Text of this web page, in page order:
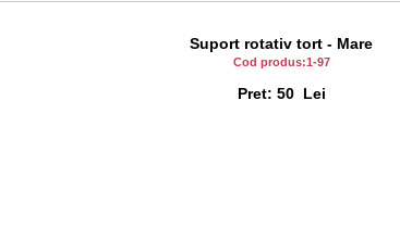
Suport rotativ tort - Mare
Cod produs:1-97
Pret: 50 Lei